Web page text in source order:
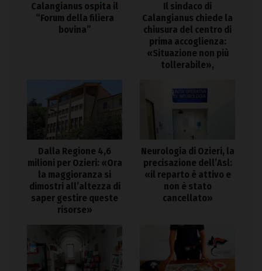
Calangianus ospita il
“Forum della filiera
bovina”
Il sindaco di
Calangianus chiede la
chiusura del centro di
prima accoglienza:
«Situazione non più
tollerabile»,
Dalla Regione 4,6
milioni per Ozieri: «Ora
la maggioranza si
dimostri all’altezza di
saper gestire queste
risorse»
Neurologia di Ozieri, la
precisazione dell’Asl:
«il reparto è attivo e
non è stato
cancellato»